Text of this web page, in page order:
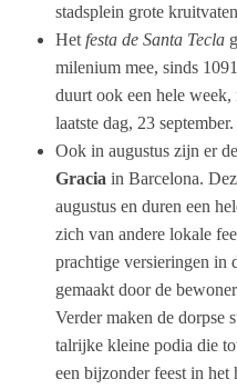
stadsplein grote
Het festa de Santa Tecla
milenium mee, sinds
duurt ook een hele week,
laatste dag, 23 september.
Ook in augustus zijn er de
Gracia in Barcelona.
augustus en duren een
zich van andere lokale
prachtige versieringen in
gemaakt door de
Verder maken de dorpse
talrijke kleine podia die
een bijzonder feest in